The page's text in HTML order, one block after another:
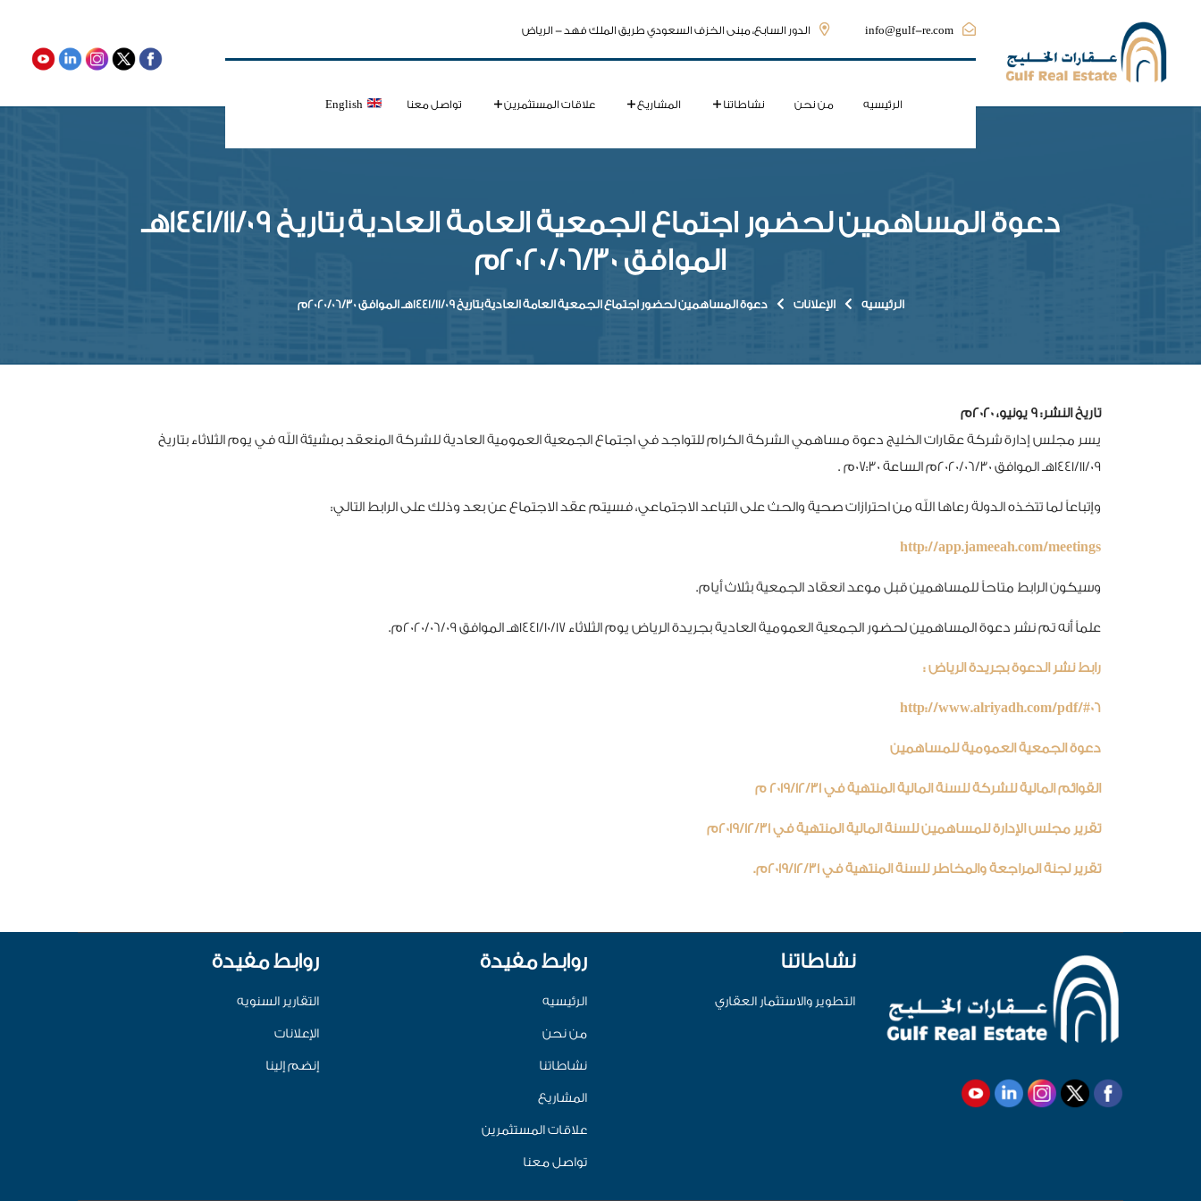
info@gulf-re.com الدور السابع، مبنى الخزف السعودي طريق الملك فهد - الرياض
الرئيسيه من نحن نشاطاتنا المشاريع علاقات المستثمرين تواصل معنا English
دعوة المساهمين لحضور اجتماع الجمعية العامة العادية بتاريخ 1441/11/09هـ
الموافق 2020/06/30م
الرئيسيه الإعلانات دعوة المساهمين لحضور اجتماع الجمعية العامة العادية بتاريخ 1441/11/09هـ الموافق 2020/06/30م
تاريخ النشر: 9 يونيو، 2020م
يسر مجلس إدارة شركة عقارات الخليج دعوة مساهمي الشركة الكرام للتواجد في اجتماع الجمعية العمومية العادية للشركة المنعقد بمشيئة الله في يوم الثلاثاء بتاريخ
1441/11/09هـ الموافق 2020/06/30م الساعة 07:30م .
وإتباعاً لما تتخذه الدولة رعاها الله من احترازات صحية والحث على التباعد الاجتماعي، فسيتم عقد الاجتماع عن بعد وذلك على الرابط التالي:
http://app.jameeah.com/meetings
وسيكون الرابط متاحاً للمساهمين قبل موعد انعقاد الجمعية بثلاث أيام.
علماً أنه تم نشر دعوة المساهمين لحضور الجمعية العمومية العادية بجريدة الرياض يوم الثلاثاء 1441/10/17هـ الموافق 2020/06/09م.
رابط نشر الدعوة بجريدة الرياض :
http://www.alriyadh.com/pdf/#06
دعوة الجمعية العمومية للمساهمين
القوائم المالية للشركة للسنة المالية المنتهية في 2019/12/31 م
تقرير مجلس الإدارة للمساهمين للسنة المالية المنتهية في 2019/12/31م
تقرير لجنة المراجعة والمخاطر للسنة المنتهية في 2019/12/31م.
نشاطاتنا
التطوير والاستثمار العقاري
روابط مفيدة
الرئيسيه
من نحن
نشاطاتنا
المشاريع
علاقات المستثمرين
تواصل معنا
روابط مفيدة
التقارير السنويه
الإعلانات
إنضم إلينا